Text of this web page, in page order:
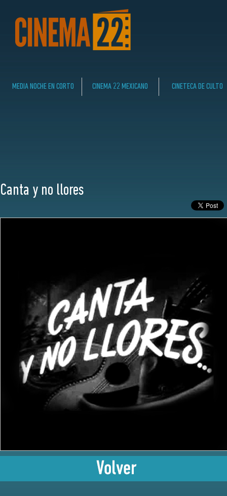
MEDIA NOCHE EN CORTO CINEMA 22 MEXICANO CINETECA DE CULTO
Canta y no llores